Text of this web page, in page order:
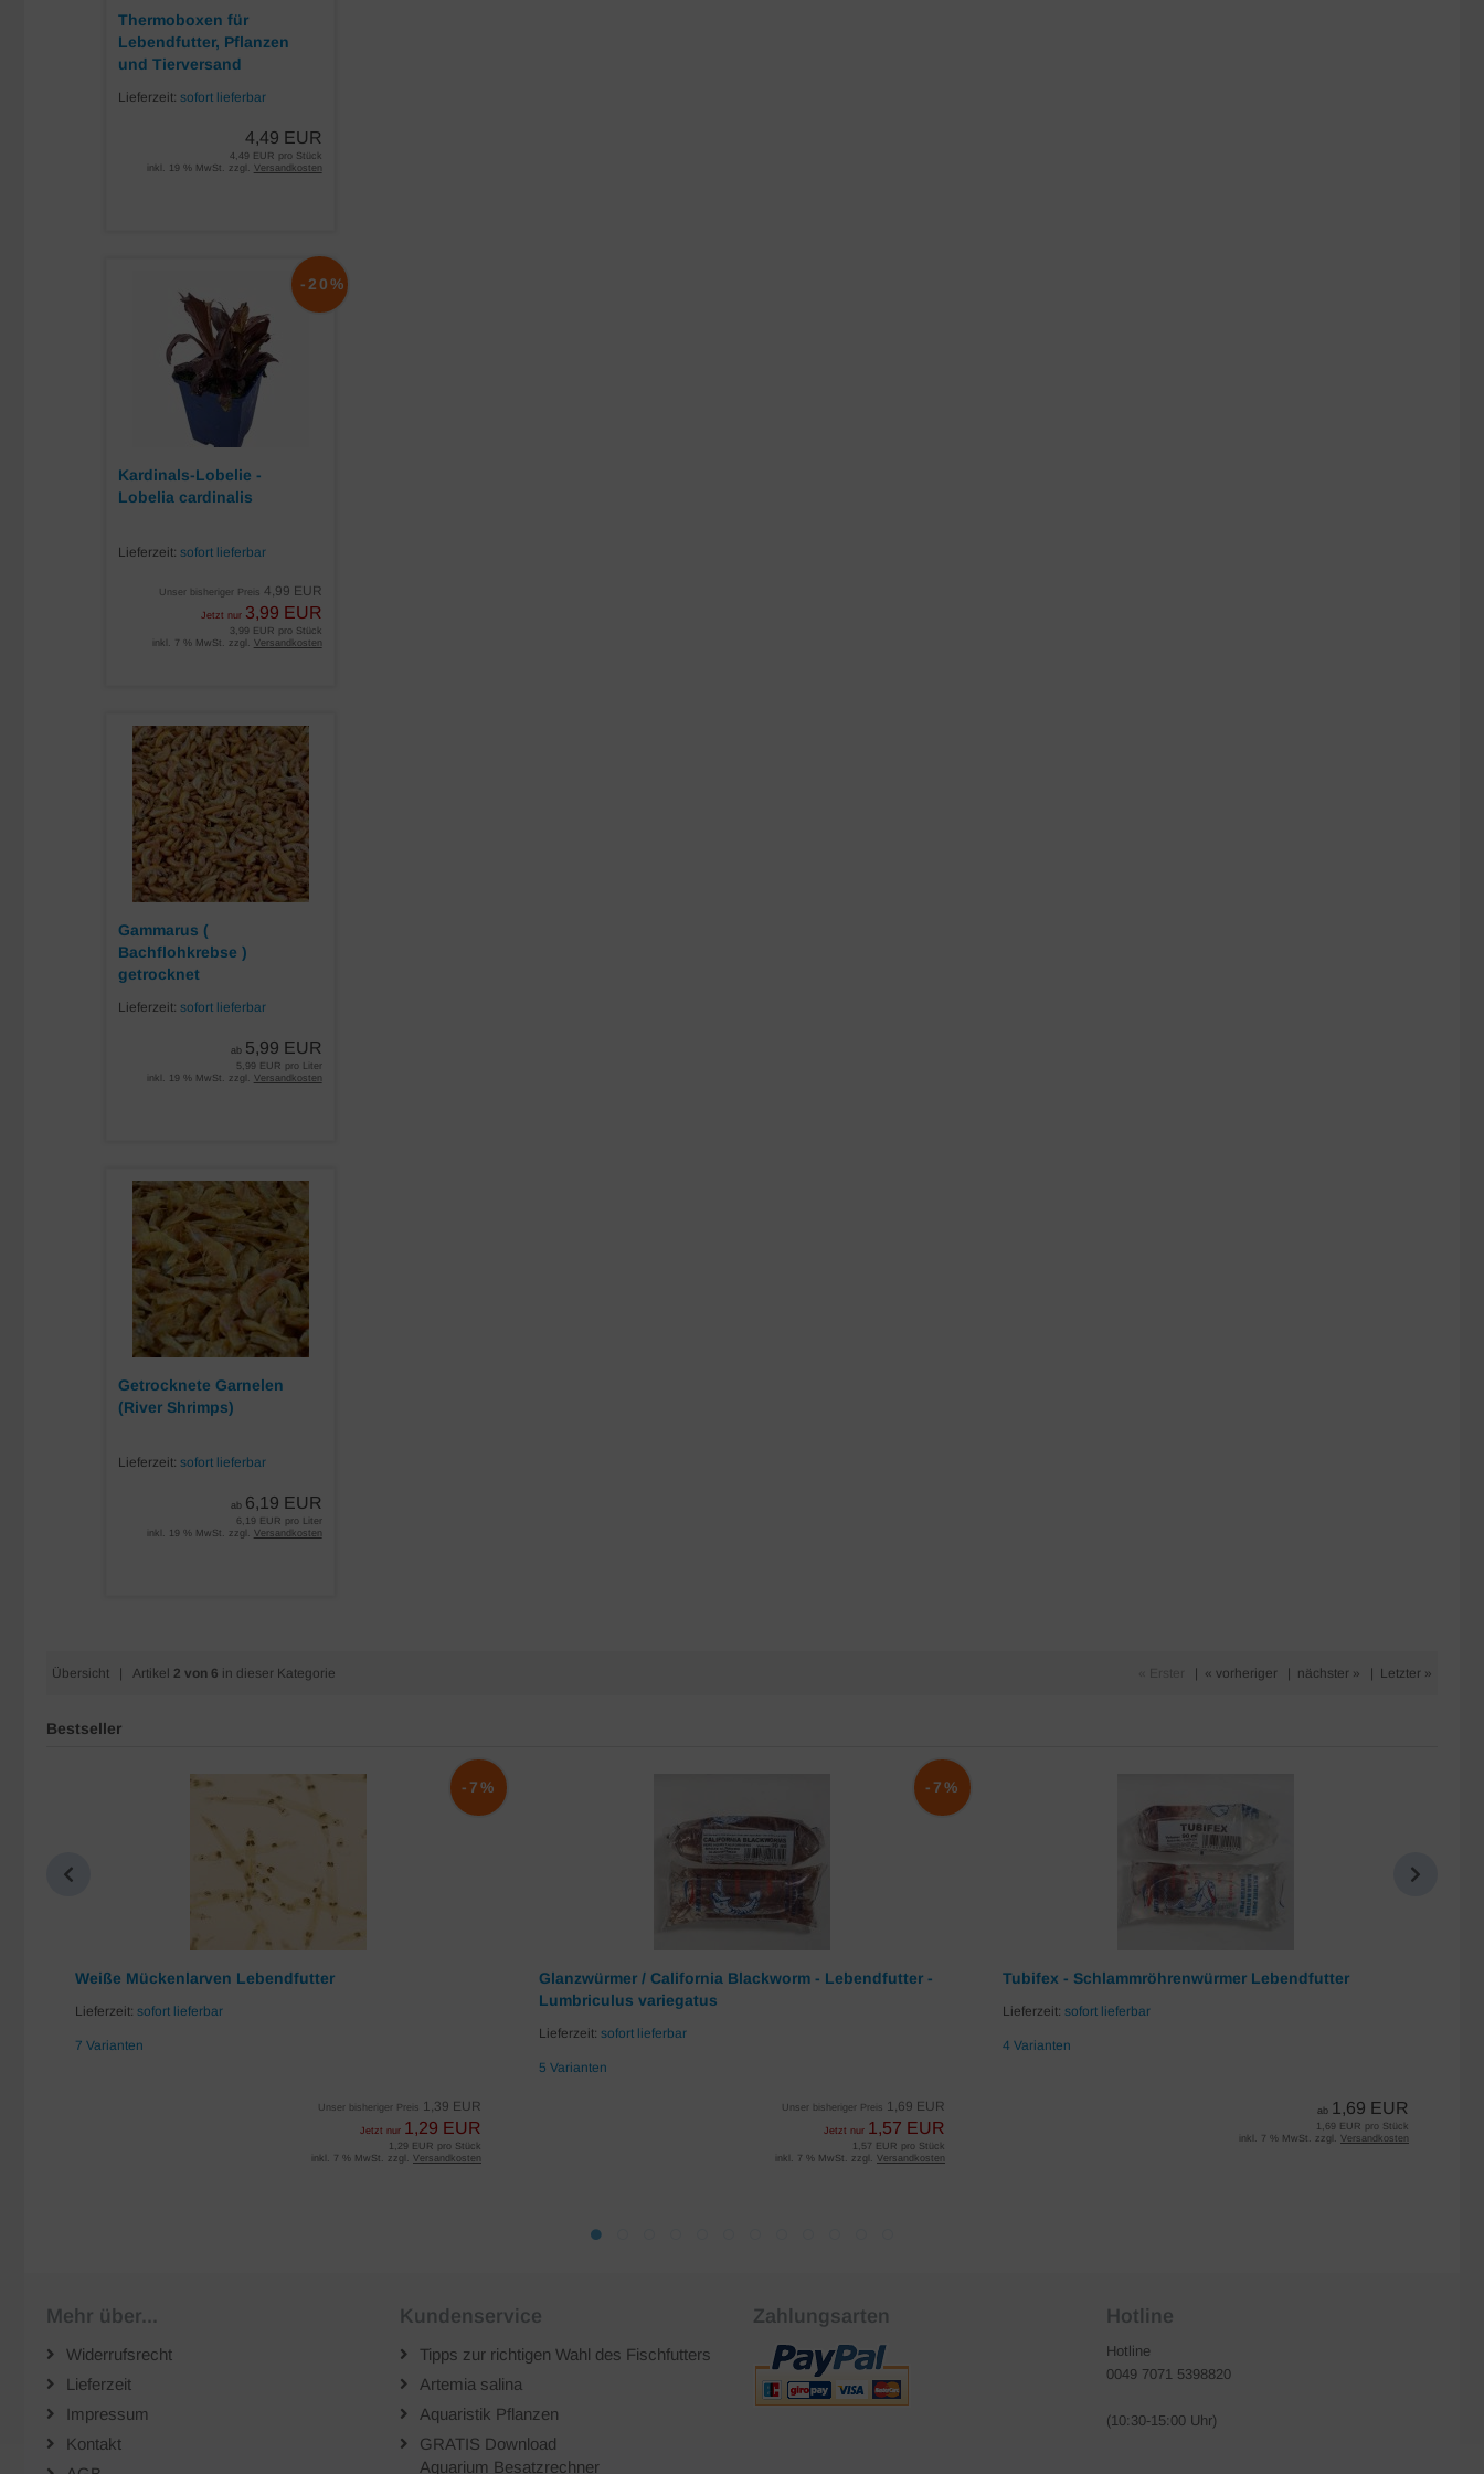
Thermoboxen für
Lebendfutter, Pflanzen
und Tierversand
Lieferzeit:sofort lieferbar
4,49 EUR
4,49 EUR pro Stück
inkl. 19 % MwSt. zzgl. Versandkosten
Kardinals-Lobelie -
Lobelia cardinalis
Lieferzeit:sofort lieferbar
Unser bisheriger Preis 4,99 EUR
Jetzt nur 3,99 EUR
-20%
3,99 EUR pro Stück
inkl. 7 % MwSt. zzgl. Versandkosten
Gammarus (
Bachflohkrebse )
getrocknet
Lieferzeit:sofort lieferbar
ab 5,99 EUR
5,99 EUR pro Liter
inkl. 19 % MwSt. zzgl. Versandkosten
Getrocknete Garnelen
(River Shrimps)
Lieferzeit:sofort lieferbar
ab 6,19 EUR
6,19 EUR pro Liter
inkl. 19 % MwSt. zzgl. Versandkosten
Übersicht | Artikel 2 von 6 in dieser Kategorie « vorheriger nächster » Letzter »
Bestseller
Weiße Mückenlarven Lebendfutter
Lieferzeit: sofort lieferbar
7 Varianten
Unser bisheriger Preis 1,39 EUR
Jetzt nur 1,29 EUR
-7%
1,29 EUR pro Stück
inkl. 7 % MwSt. zzgl. Versandkosten
Glanzwürmer / California Blackworm - Lebendfutter -
Lumbriculus variegatus
Lieferzeit: sofort lieferbar
5 Varianten
Unser bisheriger Preis 1,69 EUR
Jetzt nur 1,57 EUR
-7%
1,57 EUR pro Stück
inkl. 7 % MwSt. zzgl. Versandkosten
Tubifex - Schlammröhrenwürmer Lebendfutter
Lieferzeit: sofort lieferbar
4 Varianten
ab 1,69 EUR
1,69 EUR pro Stück
inkl. 7 % MwSt. zzgl. Versandkosten
Mehr über...
Widerrufsrecht
Lieferzeit
Impressum
Kontakt
Kundenservice
Tipps zur richtigen Wahl des Fischfutters
Artemia salina
Aquaristik Pflanzen
GRATIS Download
Aquarium Besatzrechner
Zahlungsarten Hotline
Hotline
0049 7071 5398820
(10:30-15:00 Uhr)